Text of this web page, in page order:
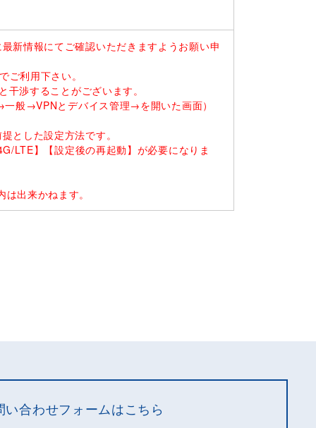
新情報にてご確認いただきますようお願い申
利用下さい。
渉することがございます。
般→VPNとデバイス管理→を開いた画面）
とした設定方法です。
LTE】【設定後の再起動】が必要になりま
出来かねます。
い合わせフォームはこちら